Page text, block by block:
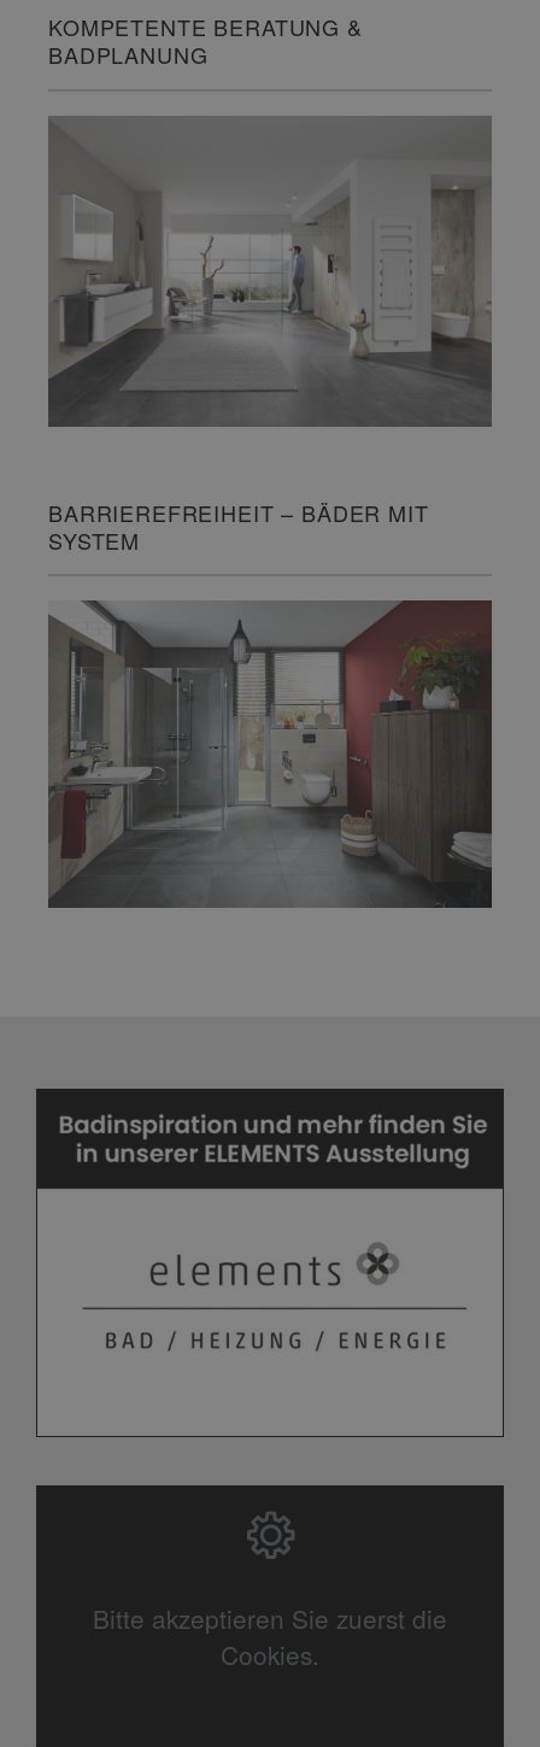
KOMPETENTE BERATUNG &
BADPLANUNG
BARRIEREFREIHEIT – BÄDER MIT
SYSTEM
Bitte akzeptieren Sie zuerst die
Cookies.